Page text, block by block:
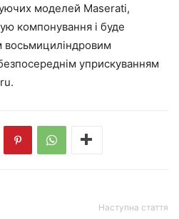
моделей Maserati,
компонування і буде
уприскуванням
Наступна стаття